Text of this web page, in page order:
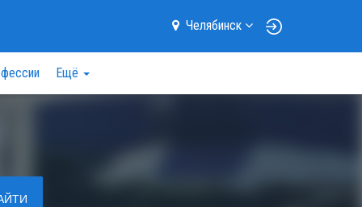
Челябинск
Ещё